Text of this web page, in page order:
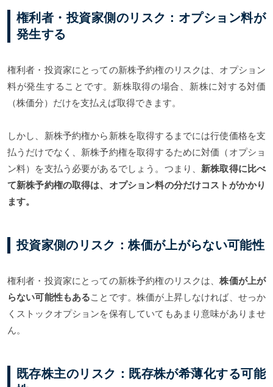
権利者・投資家側のリスク：オプション料が
発生する
権利者・投資家にとっての新株予約権のリスクは、オプション
料が発生することです。新株取得の場合、新株に対する対価
（株価分）だけを支払えば取得できます。
しかし、新株予約権から新株を取得するまでには行使価格を支
払うだけでなく、新株予約権を取得するために対価（オプショ
ン料）を支払う必要があるでしょう。つまり、 新株取得に比べ
て新株予約権の取得は、オプション料の分だけコストがかかり
ます。
投資家側のリスク：株価が上がらない可能性
権利者・投資家にとっての新株予約権のリスクは、株価が上が
らない可能性もあることです。株価が上昇しなければ、せっか
くストックオプションを保有していてもあまり意味がありませ
ん。
既存株主のリスク：既存株が希薄化する可能